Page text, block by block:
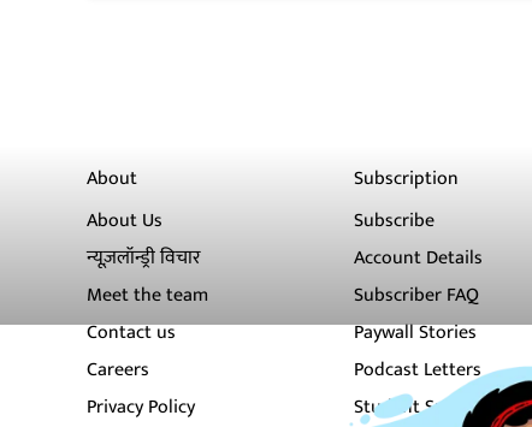
About
About Us
न्यूज़लॉन्ड्री विचार
Meet the team
Contact us
Careers
Privacy Policy
Subscription
Subscribe
Account Details
Subscriber FAQ
Paywall Stories
Podcast Letters
Student Subscription